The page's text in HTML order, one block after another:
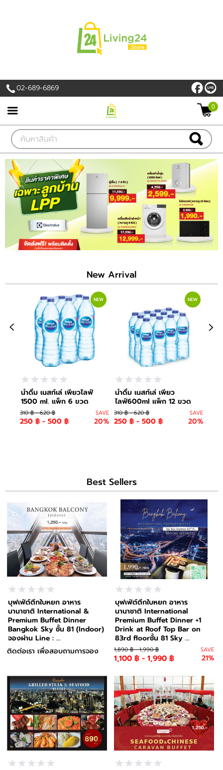
สมัครสมาชิก
สินค้าที่สนใจ( 0 )
PROMOTION
สินค้า
แบรนด์
เครื่องใช้ไฟฟ้า
อาหารและเครื่องดื่ม
02-689-6869
0
New Arrival
NEW
น้ำดื่ม เนสท์เล่ เพียวไลฟ์
1500 ml. แพ็ก 6 ขวด
310 ฿ - 620 ฿
250 ฿ - 500 ฿
SAVE
20%
NEW
น้ำดื่ม เนสท์เล่ เพียว
ไลฟ์600ml แพ็ก 12 ขวด
310 ฿ - 620 ฿
250 ฿ - 500 ฿
SAVE
20%
Best Sellers
บุฟเฟ่ต์ตึกใบหยก อาหาร
นานาชาติ International &
Premium Buffet Dinner
Bangkok Sky ชั้น 81 (Indoor)
จองผ่าน Line : ...
ติดต่อเรา เพื่อสอบถามการจอง
บุฟเฟ่ต์ตึกใบหยก อาหาร
นานาชาติ International
Premium Buffet Dinner +1
Drink at Roof Top Bar on
83rd floorชั้น 81 Sky ...
1,890 ฿ - 1,990 ฿
1,100 ฿ - 1,990 ฿
SAVE
21%